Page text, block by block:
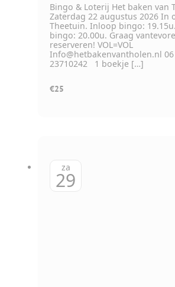
Bingo & Loterij Het baken van
Zaterdag 22 augustus 2026 In
Theetuin. Inloop bingo:
bingo: 20.00u. Graag
reserveren! VOL=VOL
Info@hetbakenvantholen.nl 06
23710242 1 boekje […]
€25
za
29